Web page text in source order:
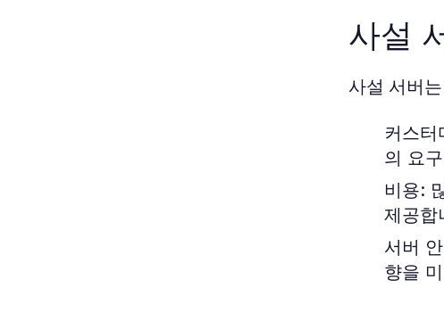
사설
사설 서버
커스터
의 요
비용:
제공합
서버
향을